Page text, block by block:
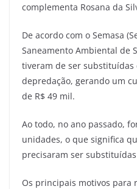
complementa Rosana da
De acordo com o Semasa
Saneamento Ambiental de
tiveram de ser substituídas
depredação, gerando um
de R$ 49 mil.
Ao todo, no ano passado,
unidades, o que significa
precisaram ser
Os principais motivos para